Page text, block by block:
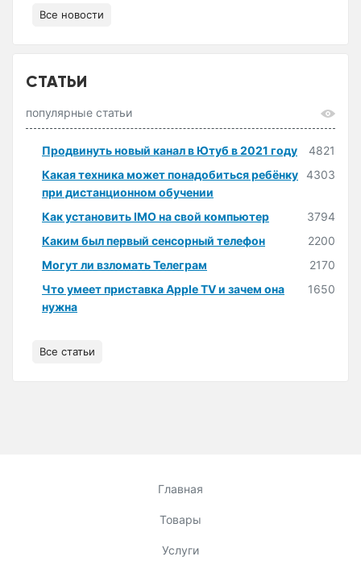
Все новости
СТАТЬИ
популярные статьи
Продвинуть новый канал в Ютуб в 2021 году
4821
Какая техника может понадобиться ребёнку
при дистанционном обучении
4303
Как установить IMO на свой компьютер
3794
Каким был первый сенсорный телефон
2200
Могут ли взломать Телеграм
2170
Что умеет приставка Apple TV и зачем она
нужна
1650
Все статьи
Главная
Товары
Услуги